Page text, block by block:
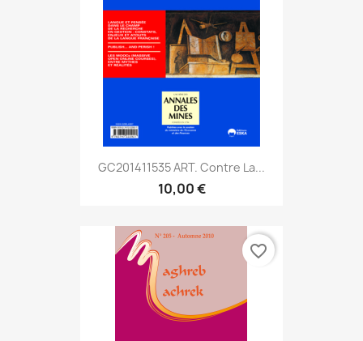
GC201411535 ART. Contre La...
10,00 €
favorite_border